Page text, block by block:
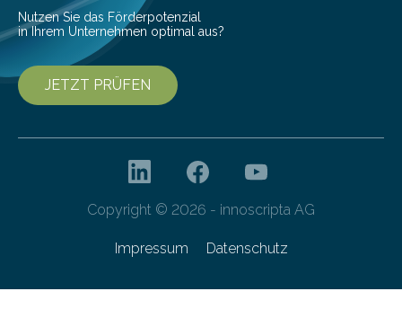
Nutzen Sie das Förderpotenzial
in Ihrem Unternehmen optimal aus?
JETZT PRÜFEN
Copyright © 2026 - innoscripta AG
Impressum Datenschutz